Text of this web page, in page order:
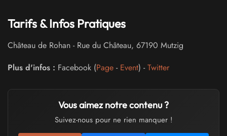
Tarifs & Infos Pratiques
Château de Rohan - Rue du Château, 67190 Mutzig
Plus d'infos : Facebook (Page - Event) -Twitter
Vous aimez notre contenu ?
Suivez-nous pour ne rien manquer !